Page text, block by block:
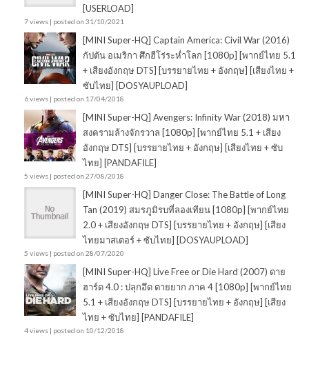
[USERLOAD]
7 views | posted on 31/10/2021
[MINI Super-HQ] Captain America: Civil War (2016)
กัปตัน อเมริกา ศึกฮีโร่ระห่ำโลก [1080p] [พากย์ไทย 5.1
+ เสียงอังกฤษ DTS] [บรรยายไทย + อังกฤษ] [เสียงไทย +
ซับไทย] [DOSYAUPLOAD]
6 views | posted on 17/04/2018
[MINI Super-HQ] Avengers: Infinity War (2018) มหา
สงครามล้างจักรวาล [1080p] [พากย์ไทย 5.1 + เสียง
อังกฤษ DTS] [บรรยายไทย + อังกฤษ] [เสียงไทย + ซับ
ไทย] [PANDAFILE]
5 views | posted on 27/08/2018
[MINI Super-HQ] Danger Close: The Battle of Long
Tan (2019) สมรภูมิรบที่ลองเทียน [1080p] [พากย์ไทย
2.0 + เสียงอังกฤษ DTS] [บรรยายไทย + อังกฤษ] [เสียง
ไทยมาสเตอร์ + ซับไทย] [DOSYAUPLOAD]
5 views | posted on 28/07/2020
[MINI Super-HQ] Live Free or Die Hard (2007) ดาย
ฮาร์ด 4.0 : ปลุกอึด ตายยาก ภาค 4 [1080p] [พากย์ไทย
5.1 + เสียงอังกฤษ DTS] [บรรยายไทย + อังกฤษ] [เสียง
ไทย + ซับไทย] [PANDAFILE]
4 views | posted on 10/12/2018